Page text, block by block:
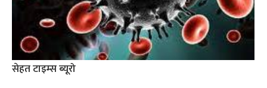
सेहत टाइम्‍स ब्‍यूरो